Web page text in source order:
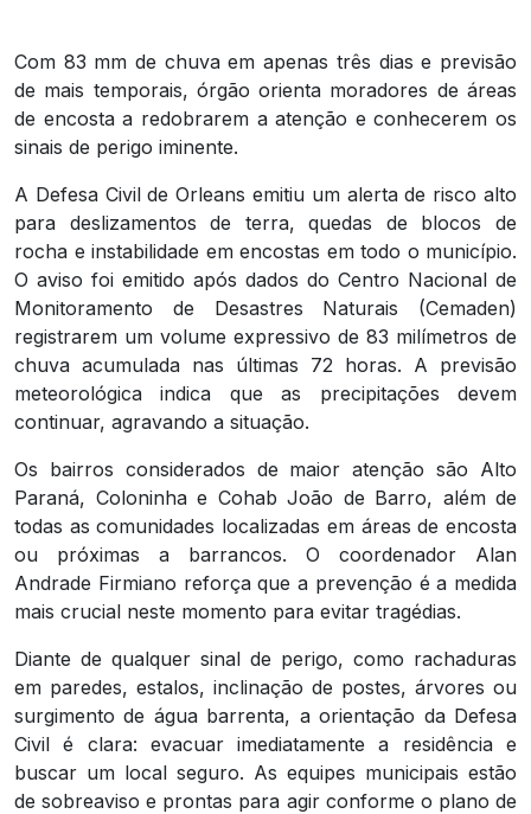
Com 83 mm de chuva em apenas três dias e previsão
de mais temporais, órgão orienta moradores de áreas
de encosta a redobrarem a atenção e conhecerem os
sinais de perigo iminente.
A Defesa Civil de Orleans emitiu um alerta de risco alto
para deslizamentos de terra, quedas de blocos de
rocha e instabilidade em encostas em todo o município.
O aviso foi emitido após dados do Centro Nacional de
Monitoramento de Desastres Naturais (Cemaden)
registrarem um volume expressivo de 83 milímetros de
chuva acumulada nas últimas 72 horas. A previsão
meteorológica indica que as precipitações devem
continuar, agravando a situação.
Os bairros considerados de maior atenção são Alto
Paraná, Coloninha e Cohab João de Barro, além de
todas as comunidades localizadas em áreas de encosta
ou próximas a barrancos. O coordenador Alan
Andrade Firmiano reforça que a prevenção é a medida
mais crucial neste momento para evitar tragédias.
Diante de qualquer sinal de perigo, como rachaduras
em paredes, estalos, inclinação de postes, árvores ou
surgimento de água barrenta, a orientação da Defesa
Civil é clara: evacuar imediatamente a residência e
buscar um local seguro. As equipes municipais estão
de sobreaviso e prontas para agir conforme o plano de